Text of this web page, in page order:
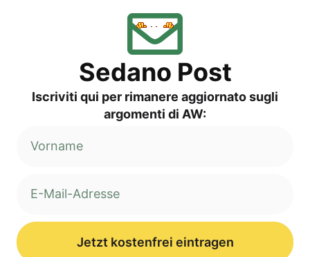
Sed­a­no Post
Iscri­vi­ti qui per rima­ne­re aggior­na­to sug­li
argo­men­ti di AW:
Jetzt kostenfrei eintragen